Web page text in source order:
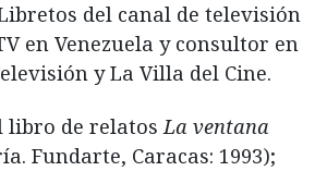
del canal de televisión
en Venezuela y consultor en
y La Villa del Cine.
libro de relatosLa ventana
Fundarte, Caracas: 1993);